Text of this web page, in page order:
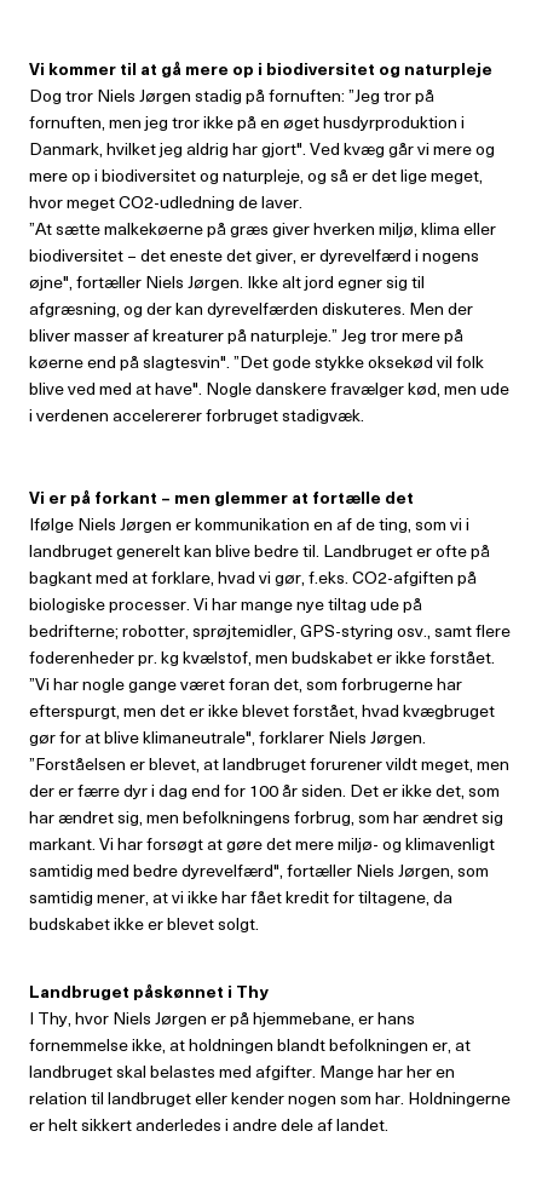
Vi kommer til at gå mere op i biodiversitet og naturpleje
Dog tror Niels Jørgen stadig på fornuften: ”Jeg tror på
fornuften, men jeg tror ikke på en øget husdyrproduktion i
Danmark, hvilket jeg aldrig har gjort". Ved kvæg går vi mere og
mere op i biodiversitet og naturpleje, og så er det lige meget,
hvor meget CO2-udledning de laver.
”At sætte malkekøerne på græs giver hverken miljø, klima eller
biodiversitet – det eneste det giver, er dyrevelfærd i nogens
øjne", fortæller Niels Jørgen. Ikke alt jord egner sig til
afgræsning, og der kan dyrevelfærden diskuteres. Men der
bliver masser af kreaturer på naturpleje.” Jeg tror mere på
køerne end på slagtesvin". ”Det gode stykke oksekød vil folk
blive ved med at have". Nogle danskere fravælger kød, men ude
i verdenen accelererer forbruget stadigvæk.
Vi er på forkant – men glemmer at fortælle det
Ifølge Niels Jørgen er kommunikation en af de ting, som vi i
landbruget generelt kan blive bedre til. Landbruget er ofte på
bagkant med at forklare, hvad vi gør, f.eks. CO2-afgiften på
biologiske processer. Vi har mange nye tiltag ude på
bedrifterne; robotter, sprøjtemidler, GPS-styring osv., samt flere
foderenheder pr. kg kvælstof, men budskabet er ikke forstået.
”Vi har nogle gange været foran det, som forbrugerne har
efterspurgt, men det er ikke blevet forstået, hvad kvægbruget
gør for at blive klimaneutrale", forklarer Niels Jørgen.
”Forståelsen er blevet, at landbruget forurener vildt meget, men
der er færre dyr i dag end for 100 år siden. Det er ikke det, som
har ændret sig, men befolkningens forbrug, som har ændret sig
markant. Vi har forsøgt at gøre det mere miljø- og klimavenligt
samtidig med bedre dyrevelfærd", fortæller Niels Jørgen, som
samtidig mener, at vi ikke har fået kredit for tiltagene, da
budskabet ikke er blevet solgt.
Landbruget påskønnet i Thy
I Thy, hvor Niels Jørgen er på hjemmebane, er hans
fornemmelse ikke, at holdningen blandt befolkningen er, at
landbruget skal belastes med afgifter. Mange har her en
relation til landbruget eller kender nogen som har. Holdningerne
er helt sikkert anderledes i andre dele af landet.